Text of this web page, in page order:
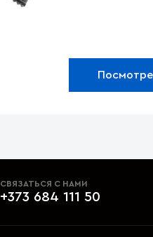
СВЯЗАТЬСЯ С НАМИ
+373 684 111 50